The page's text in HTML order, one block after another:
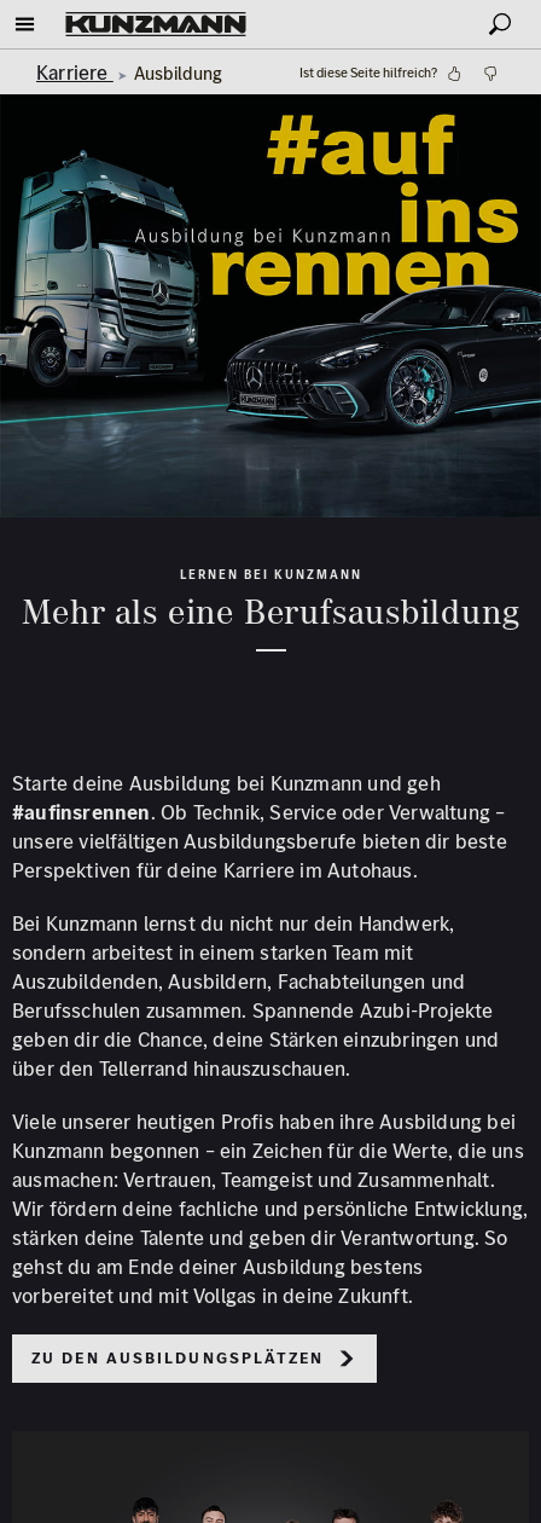
Karriere Ausbildung Ist diese Seite hilfreich?
LERNEN BEI KUNZMANN
Mehr als eine Berufsausbildung
Starte deine Ausbildung bei Kunzmann und geh
#aufinsrennen. Ob Technik, Service oder Verwaltung –
unsere vielfältigen Ausbildungsberufe bieten dir beste
Perspektiven für deine Karriere im Autohaus.
Bei Kunzmann lernst du nicht nur dein Handwerk,
sondern arbeitest in einem starken Team mit
Auszubildenden, Ausbildern, Fachabteilungen und
Berufsschulen zusammen. Spannende Azubi-Projekte
geben dir die Chance, deine Stärken einzubringen und
über den Tellerrand hinauszuschauen.
Viele unserer heutigen Profis haben ihre Ausbildung bei
Kunzmann begonnen – ein Zeichen für die Werte, die uns
ausmachen: Vertrauen, Teamgeist und Zusammenhalt.
Wir fördern deine fachliche und persönliche Entwicklung,
stärken deine Talente und geben dir Verantwortung. So
gehst du am Ende deiner Ausbildung bestens
vorbereitet und mit Vollgas in deine Zukunft.
Zu den Ausbildungsplätzen